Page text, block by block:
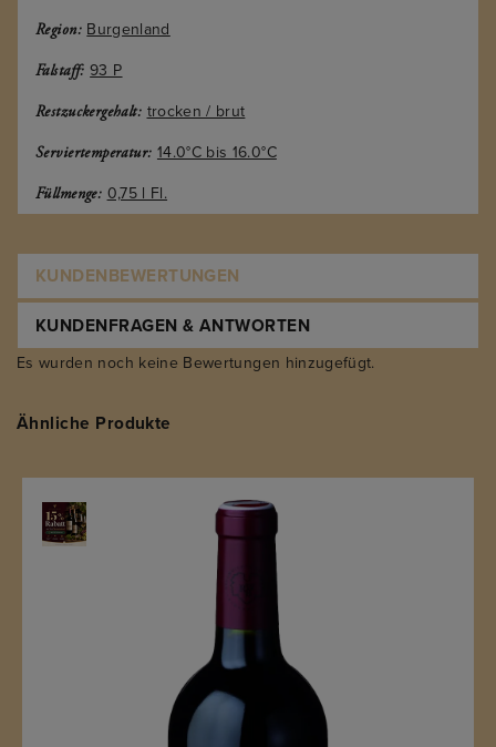
Region: Burgenland
Falstaff: 93 P
Restzuckergehalt: trocken / brut
Serviertemperatur: 14.0°C bis 16.0°C
Füllmenge: 0,75 l Fl.
KUNDENBEWERTUNGEN
KUNDENFRAGEN & ANTWORTEN
Es wurden noch keine Bewertungen hinzugefügt.
Ähnliche Produkte